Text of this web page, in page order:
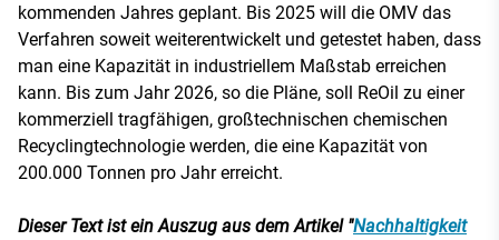
kommenden Jahres geplant. Bis 2025 will die OMV das
Verfahren soweit weiterentwickelt und getestet haben, dass
man eine Kapazität in industriellem Maßstab erreichen
kann. Bis zum Jahr 2026, so die Pläne, soll ReOil zu einer
kommerziell tragfähigen, großtechnischen chemischen
Recyclingtechnologie werden, die eine Kapazität von
200.000 Tonnen pro Jahr erreicht.
Dieser Text ist ein Auszug aus dem Artikel "Nachhaltigkeit